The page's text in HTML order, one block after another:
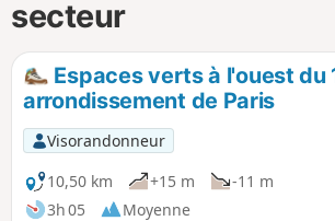
secteur
Espaces verts à l'ouest du
arrondissement de Paris
Visorandonneur
10,50 km
+15 m
-11 m
3h 05
Moyenne